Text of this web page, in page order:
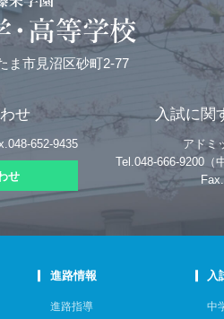
ま市見沼区砂町2-77
せ
652-9435
せ
入試に関
アドミ
Tel.048-666-9200（
進路情報
進路指導
入
中